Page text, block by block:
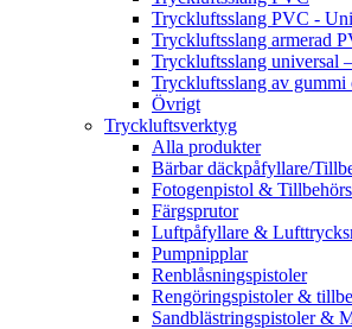
Tryckluftsslang PVC -
Tryckluftsslang armerad
Tryckluftsslang universal
Tryckluftsslang av gummi
Övrigt
Tryckluftsverktyg
Alla produkter
Bärbar däckpåfyllare/
Fotogenpistol &
Färgsprutor
Luftpåfyllare &
Pumpnipplar
Renblåsningspistoler
Rengöringspistoler &
Sandblästringspistoler &